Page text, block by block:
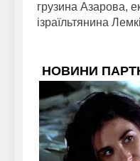
грузина Азарова,
ізраїльтянина